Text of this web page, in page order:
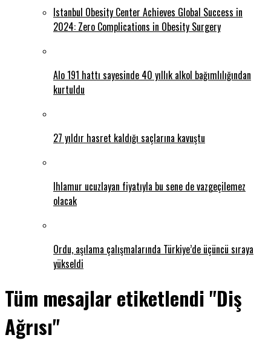
Istanbul Obesity Center Achieves Global Success in
2024: Zero Complications in Obesity Surgery
Alo 191 hattı sayesinde 40 yıllık alkol bağımlılığından
kurtuldu
27 yıldır hasret kaldığı saçlarına kavuştu
Ihlamur ucuzlayan fiyatıyla bu sene de vazgeçilemez
olacak
Ordu, aşılama çalışmalarında Türkiye’de üçüncü sıraya
yükseldi
Tüm mesajlar etiketlendi "Diş
Ağrısı"